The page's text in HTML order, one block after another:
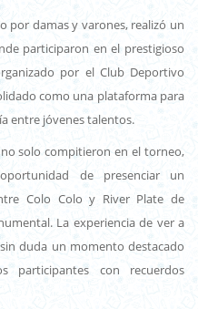
por damas y varones, realizó un
participaron en el prestigioso
por el Club Deportivo
como una plataforma para
entre jóvenes talentos.
solo compitieron en el torneo,
de presenciar un
Colo Colo y River Plate de
La experiencia de ver a
duda un momento destacado
con recuerdos